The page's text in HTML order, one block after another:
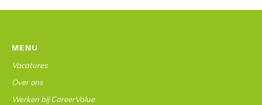
MENU
Vacatures
Over ons
Werken bij CareerValue